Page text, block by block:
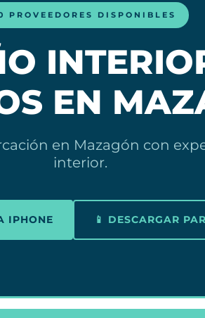
PROVEEDORES DISPONIBLES
EN
en Mazagón con
interior.
IPHONE 📱 DESCARGAR